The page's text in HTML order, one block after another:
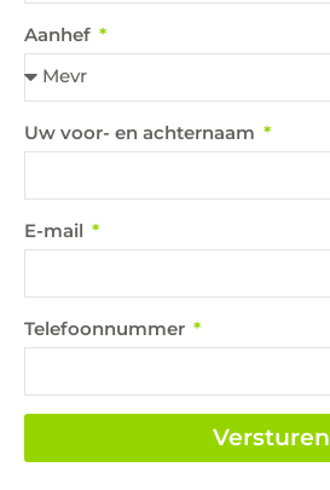
Aanhef
Uw voor- en achternaam
E-mail
Telefoonnummer
Versturen